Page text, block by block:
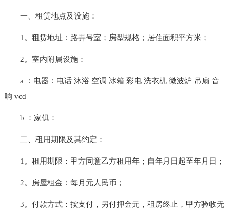
一、租赁地点及设施：
1。租赁地址：路弄号室；房型规格；居住面积平方米；
2。室内附属设施：
a ：电器：电话 沐浴 空调 冰箱 彩电 洗衣机 微波炉 吊扇 音
响 vcd
b ：家俱：
二、租用期限及其约定：
1。租用期限：甲方同意乙方租用年；自年月日起至年月日；
2。房屋租金：每月元人民币；
3。付款方式：按支付，另付押金元，租房终止，甲方验收无